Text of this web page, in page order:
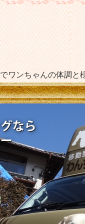
トリミン
ワンちゃんの体調と